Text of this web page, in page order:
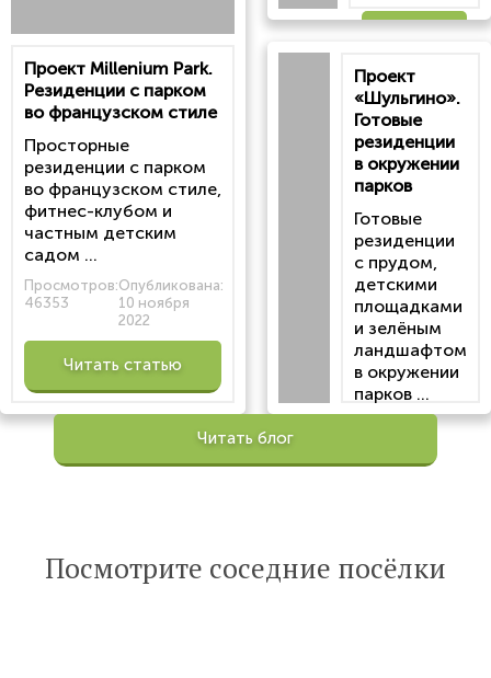
Проект Millenium Park.
Резиденции с парком
во французском стиле
Просторные
резиденции с парком
во французском стиле,
фитнес-клубом и
частным детским
садом ...
Просмотров:
46353
Опубликована:
10 ноября
2022
Читать статью
статью
Проект
«Шульгино».
Готовые
резиденции
в окружении
парков
Готовые
резиденции
с прудом,
детскими
площадками
и зелёным
ландшафтом
в окружении
парков ...
Просмотров:
Опубликована:
статью
Читать блог
Посмотрите соседние посёлки